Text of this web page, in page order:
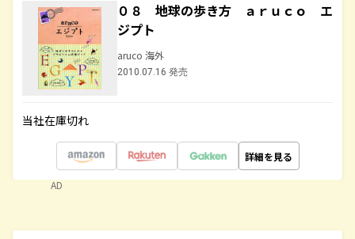
０８ 地球の歩き方 ａｒｕｃｏ エ
ジプト
aruco 海外
2010.07.16 発売
当社在庫切れ
詳細を見る
AD